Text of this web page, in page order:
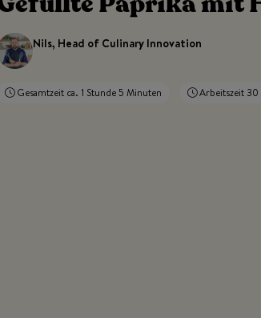
Nils, Head of Culinary Innovation
Gesamtzeit ca. 1 Stunde 5 Minuten Arbeitszeit 30